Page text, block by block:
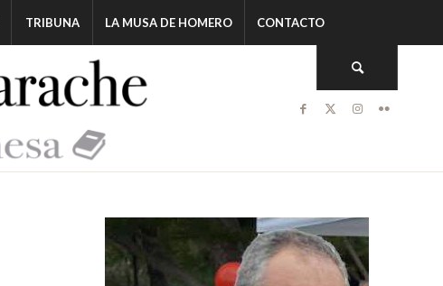
TRIBUNA LA MUSA DE HOMERO CONTACTO